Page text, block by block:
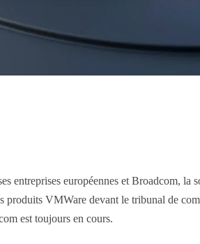
entreprises européennes et Broadcom,
produits VMWare devant le tribunal de
est toujours en cours.